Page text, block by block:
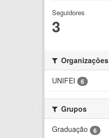
Seguidores
3
Organizações
UNIFEI
6
Grupos
Graduação
6